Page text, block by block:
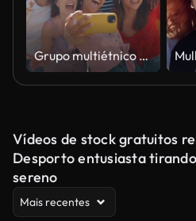
Grupo multiétnico de amigos felizes novos que saem na cidade.
Vídeos de stock gratuitos
Desporto entusiasta
sereno
Mais recentes